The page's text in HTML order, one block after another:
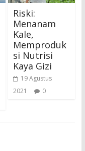
Riski:
Menanam
Kale,
Memproduk
si Nutrisi
Kaya Gizi
19 Agustus
2021
0